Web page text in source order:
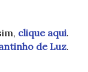
clique aqui.
de Luz.